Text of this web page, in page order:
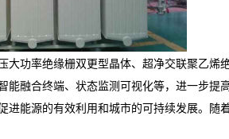
功率绝缘栅双更型晶体、超净交联聚乙
融合终端、状态监测可视化等，进一步提
能源的有效利用和城市的可持续发展。随